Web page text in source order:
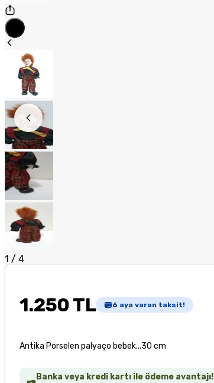
1 / 4
1.250 TL 6 aya varan taksit!
Antika Porselen palyaço bebek...30 cm
Banka veya kredi kartı ile ödeme avantajı!